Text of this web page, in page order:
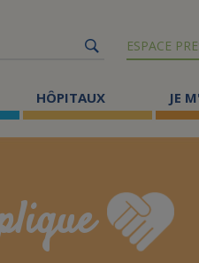
Rechercher
ESPACE
HÔPITAUX JE